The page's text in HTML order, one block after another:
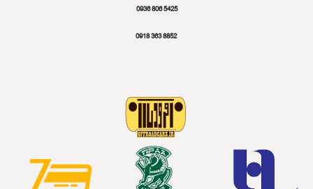
5425 806 0936
8852 363 0918